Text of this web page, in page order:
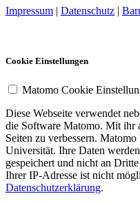
Impressum | Datenschutz |
Cookie Einstellungen
Matomo Cookie
Diese Webseite verwendet
die Software Matomo. Mit ihr
Seiten zu verbessern.
Universität. Ihre Daten
gespeichert und nicht an
Ihrer IP-Adresse ist nicht
Datenschutzerklärung.